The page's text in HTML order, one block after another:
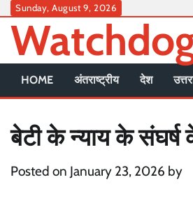
Skip
content
Sunday, August 9, 2026
HOME अंतराष्ट्रीय देश
बेटी के न्याय के संघर्ष
Posted on January 23, 2026 by